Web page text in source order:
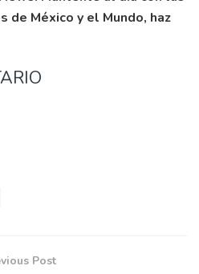
de México y el Mundo, haz
Post